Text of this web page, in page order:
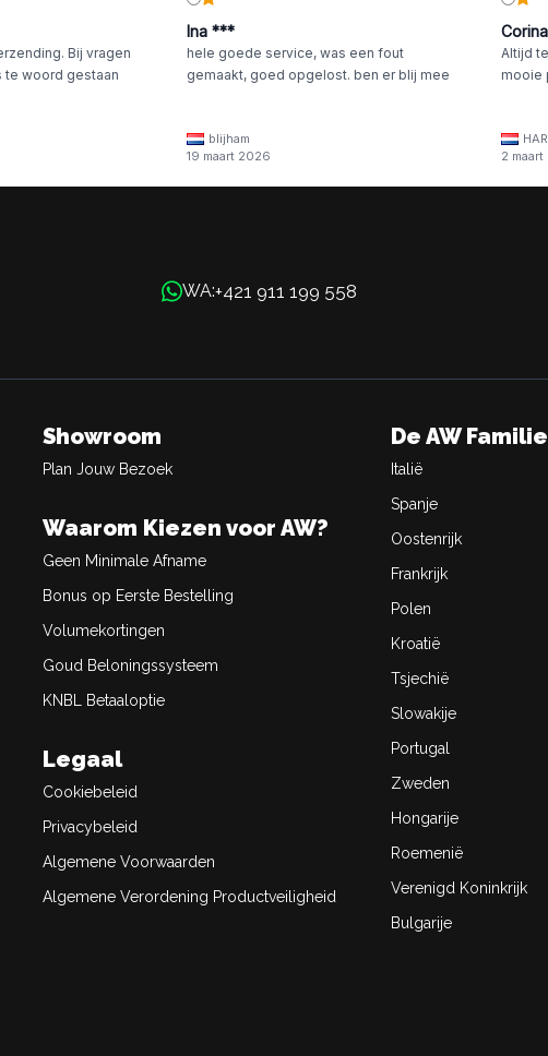
Bij vragen
te woord gestaan
Ina ***
hele goede service, was een fout
gemaakt, goed opgelost. ben er blij mee
blijham
19 maart 2026
Altijd
mooie
2
WA:+421 911 199 558
Showroom
Plan Jouw Bezoek
Waarom Kiezen voor AW?
Geen Minimale Afname
Bonus op Eerste Bestelling
Volumekortingen
Goud Beloningssysteem
KNBL Betaaloptie
Legaal
Cookiebeleid
Privacybeleid
Algemene Voorwaarden
Algemene Verordening Productveiligheid
De AW Familie
Italië
Spanje
Oostenrijk
Frankrijk
Polen
Kroatië
Tsjechië
Slowakije
Portugal
Zweden
Hongarije
Roemenië
Verenigd Koninkrijk
Bulgarije